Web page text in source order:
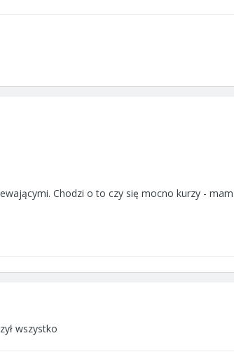
Chodzi o to czy się mocno kurzy -
wszystko